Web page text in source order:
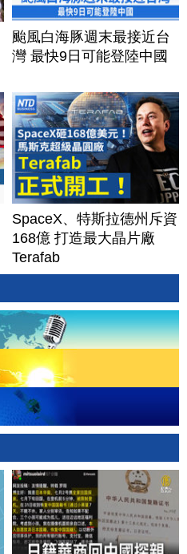
颱風白海豚週末最接近台
灣 最快9日可能登陸中國
SpaceX、特斯拉德州斥資
168億 打造最大晶片廠
Terafab